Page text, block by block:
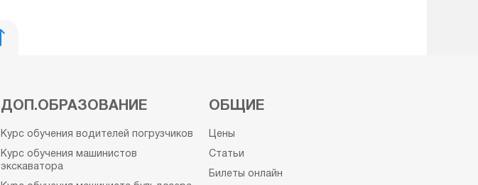
ДОП.ОБРАЗОВАНИЕ
Курс обучения водителей погрузчиков
Курс обучения машинистов
экскаватора
ОБЩИЕ
Цены
Статьи
Билеты онлайн